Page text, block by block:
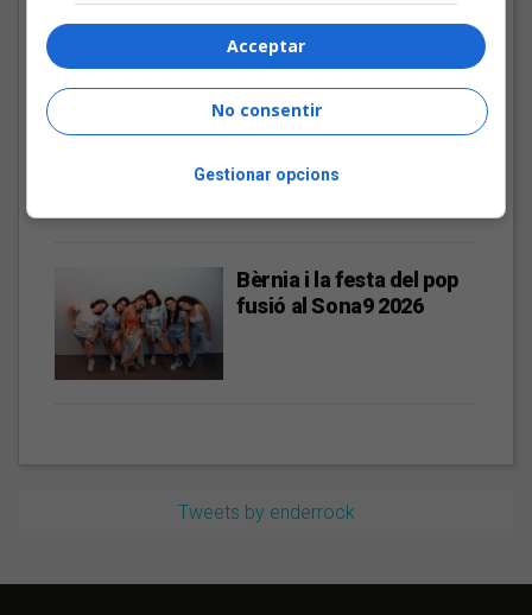
Joana Gomila:
«L’algoritme eren els
bar, anar a un concert, la
Bèrnia i la festa del pop
fusió al Sona9 2026
Tweets by enderrock
Acceptar
No consentir
Gestionar opcions